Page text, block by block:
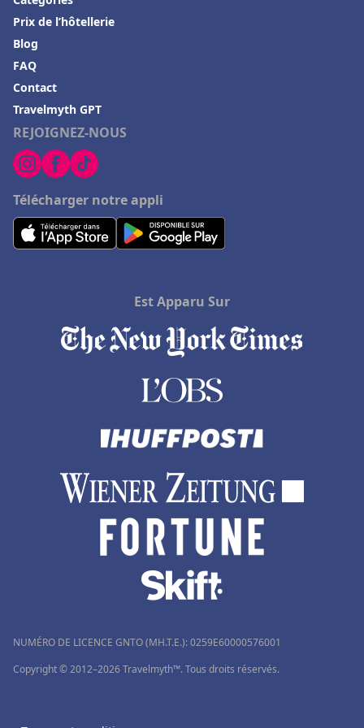
Hôtels à Ramara
Hôtels dans la Drome
Hôtels à Rocamadour
Hôtels à Ramatuelle
Hôtels à Châtenay-Malabry
Hôtels à Grigny
Hôtels à Avallon
Hôtels à Amneville
Hôtels à Maussane les Alpilles
Hôtels à Hammamet
REJOIGNEZ-NOUS
Télécharger notre appli
Prix de l’hôtellerie
Blog
FAQ
Contact
Travelmyth GPT
Est Apparu Sur
NUMÉRO DE LICENCE GNTO (MH.T.E.): 0259Ε60000576001
Copyright © 2012–2026 Travelmyth™. Tous droits réservés.